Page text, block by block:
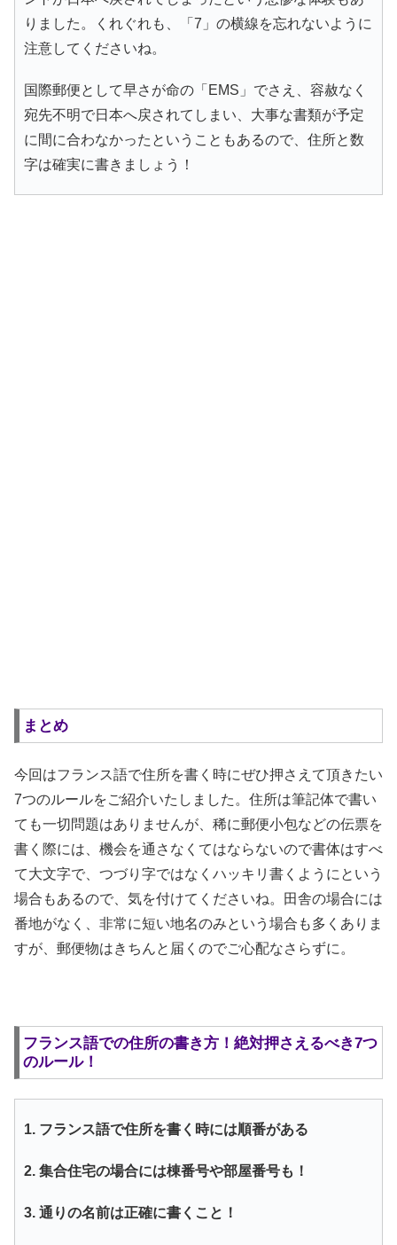
りました。くれぐれも、「7」の横線を忘れないように
注意してくださいね。
国際郵便として早さが命の「EMS」でさえ、容赦なく
宛先不明で日本へ戻されてしまい、大事な書類が予定
に間に合わなかったということもあるので、住所と数
字は確実に書きましょう！
まとめ
今回はフランス語で住所を書く時にぜひ押さえて頂きたい
7つのルールをご紹介いたしました。住所は筆記体で書い
ても一切問題はありませんが、稀に郵便小包などの伝票を
書く際には、機会を通さなくてはならないので書体はすべ
て大文字で、つづり字ではなくハッキリ書くようにという
場合もあるので、気を付けてくださいね。田舎の場合には
番地がなく、非常に短い地名のみという場合も多くありま
すが、郵便物はきちんと届くのでご心配なさらずに。
フランス語での住所の書き方！絶対押さえるべき7つ
のルール！
1. フランス語で住所を書く時には順番がある
2. 集合住宅の場合には棟番号や部屋番号も！
3. 通りの名前は正確に書くこと！